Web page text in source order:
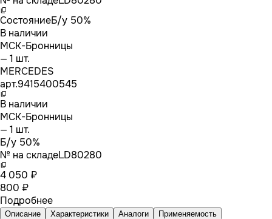
СостояниеБ/у 50%
В наличии
МСК-Бронницы
— 1 шт.
MERCEDES
арт.9415400545
В наличии
МСК-Бронницы
— 1 шт.
Б/у 50%
№ на складеLD80280
4 050 ₽
800 ₽
Подробнее
Описание Характеристики Аналоги Применяемость